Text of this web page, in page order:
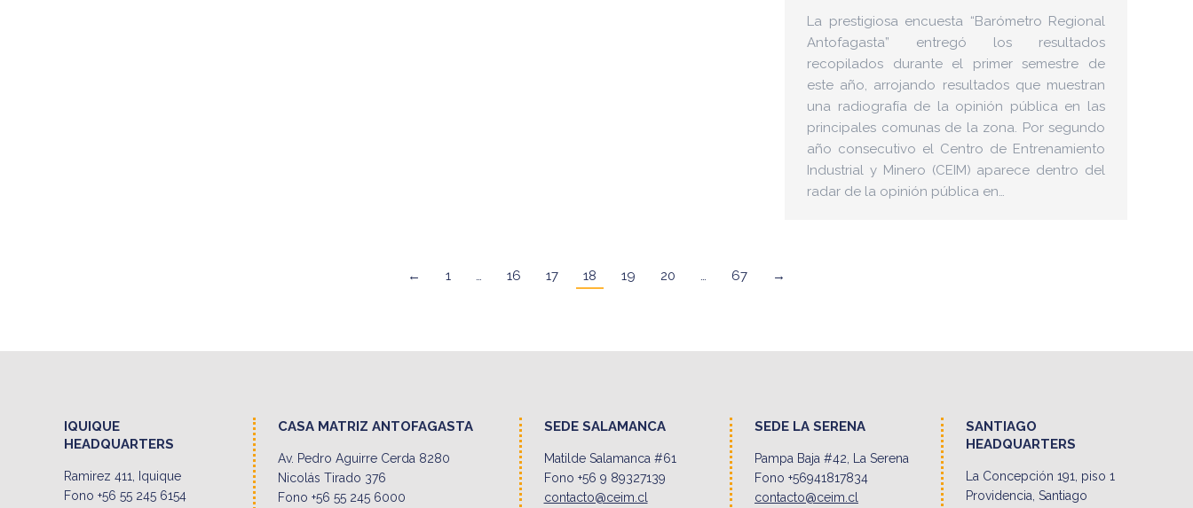
La prestigiosa encuesta “Barómetro Regional
Antofagasta” entregó los resultados
recopilados durante el primer semestre de
este año, arrojando resultados que muestran
una radiografía de la opinión pública en las
principales comunas de la zona. Por segundo
año consecutivo el Centro de Entrenamiento
Industrial y Minero (CEIM) aparece dentro del
radar de la opinión pública en…
← 1 … 16 17 18 19 20 … 67 →
IQUIQUE
HEADQUARTERS
Ramirez 411, Iquique
Fono +56 55 245 6154
CASA MATRIZ ANTOFAGASTA
Av. Pedro Aguirre Cerda 8280
Nicolás Tirado 376
Fono +56 55 245 6000
SEDE SALAMANCA
Matilde Salamanca #61
Fono +56 9 89327139
contacto@ceim.cl
SEDE LA SERENA
Pampa Baja #42, La Serena
Fono +56941817834
contacto@ceim.cl
SANTIAGO
HEADQUARTERS
La Concepción 191, piso 1
Providencia, Santiago